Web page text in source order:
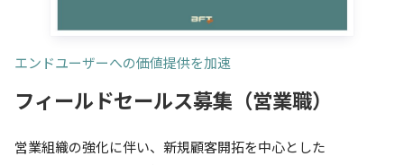
エンドユーザーへの価値提供を加速
フィールドセールス募集（営業職）
営業組織の強化に伴い、新規顧客開拓を中心とした